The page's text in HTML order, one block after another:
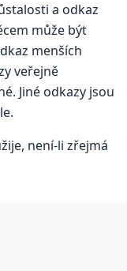
a odkaz
může být
menších
veřejně
Jiné odkazy jsou
není-li zřejmá